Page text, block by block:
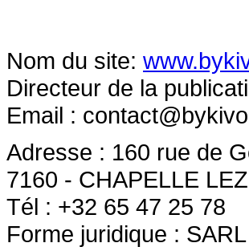
Nom du site:
Directeur de la
Email :
Adresse : 160 rue de
7160 - CHAPELLE
Tél : +32 65 47 25 78
Forme juridique : SARL